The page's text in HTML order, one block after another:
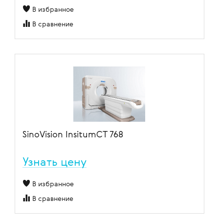
В избранное
В сравнение
SinoVision InsitumCT 768
Узнать цену
В избранное
В сравнение